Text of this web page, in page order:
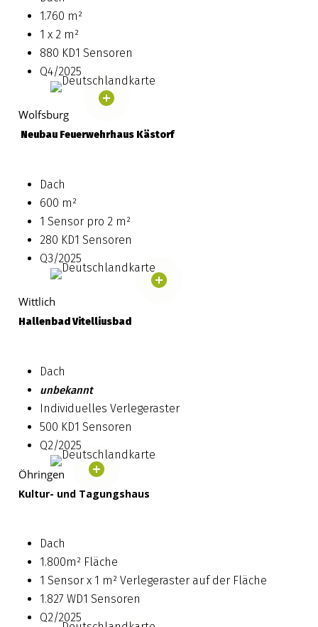
1.760 m²
1 x 2 m²
880 KD1 Sensoren
Q4/2025
Wolfsburg
Neubau Feuerwehrhaus Kästorf
Dach
600 m²
1 Sensor pro 2 m²
280 KD1 Sensoren
Q3/2025
Wittlich
Hallenbad Vitelliusbad
Dach
unbekannt
Individuelles Verlegeraster
500 KD1 Sensoren
Q2/2025
Öhringen
Kultur- und Tagungshaus
Dach
1.800m² Fläche
1 Sensor x 1 m² Verlegeraster auf der Fläche
1.827 WD1 Sensoren
Q2/2025